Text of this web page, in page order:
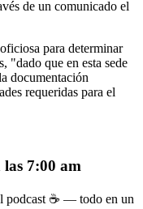
de un comunicado el
para determinar
"dado que en esta sede
documentación
requeridas para el
7:00 am
podcast ☕ — todo en un